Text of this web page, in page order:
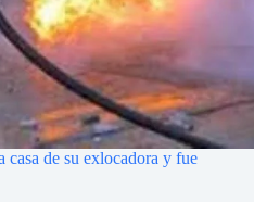
casa de su exlocadora y fue